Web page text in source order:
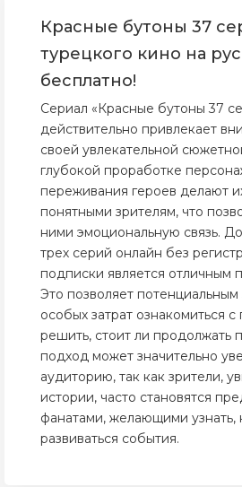
Красные бутоны 37
турецкого кино на
бесплатно!
Сериал «Красные бутоны 37
действительно привлекает
своей увлекательной
глубокой проработке
переживания героев делают
понятными зрителям, что
ними эмоциональную связь.
трех серий онлайн без
подписки является отличным
Это позволяет потенциальным
особых затрат ознакомиться
решить, стоит ли продолжать
подход может значительно
аудиторию, так как зрители,
истории, часто становятся
фанатами, желающими узнать,
развиваться события.